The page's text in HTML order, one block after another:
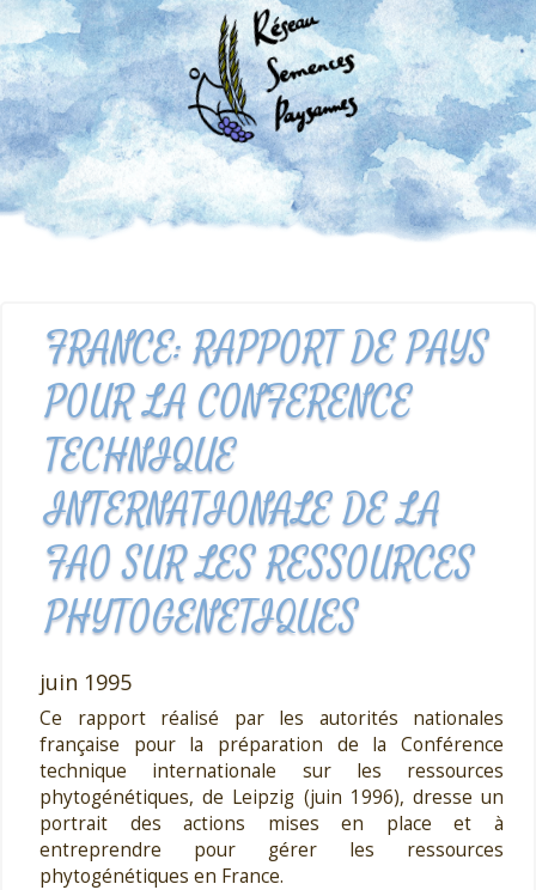
FRANCE: RAPPORT DE PAYS
POUR LA CONFERENCE
TECHNIQUE
INTERNATIONALE DE LA
FAO SUR LES RESSOURCES
PHYTOGENETIQUES
juin 1995
Ce rapport réalisé par les autorités nationales
française pour la préparation de la Conférence
technique internationale sur les ressources
phytogénétiques, de Leipzig (juin 1996), dresse un
portrait des actions mises en place et à
entreprendre pour gérer les ressources
phytogénétiques en France.